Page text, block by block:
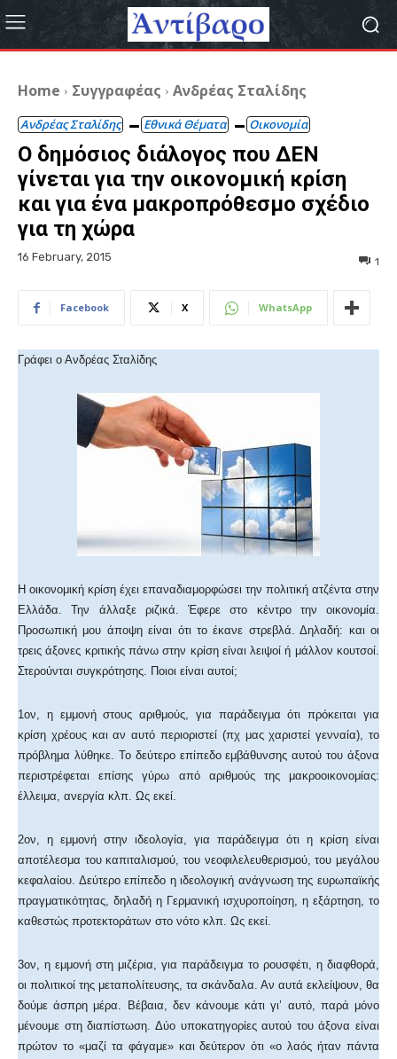
Home Συγγραφέας Ανδρέας Σταλίδης
Ανδρέας Σταλίδης Εθνικά Θέματα Οικονομία
Ο δημόσιος διάλογος που ΔΕΝ
γίνεται για την οικονομική κρίση
και για ένα μακροπρόθεσμο σχέδιο
για τη χώρα
16 February, 2015 1
Facebook X WhatsApp
Γράφει ο Ανδρέας Σταλίδης
Η οικονομική κρίση έχει επαναδιαμορφώσει την πολιτική ατζέντα στην
Ελλάδα. Την άλλαξε ριζικά. Έφερε στο κέντρο την οικονομία.
Προσωπική μου άποψη είναι ότι το έκανε στρεβλά. Δηλαδή: και οι
τρεις άξονες κριτικής πάνω στην κρίση είναι λειψοί ή μάλλον κουτσοί.
Στερούνται συγκρότησης. Ποιοι είναι αυτοί;
1ον, η εμμονή στους αριθμούς, για παράδειγμα ότι πρόκειται για
κρίση χρέους και αν αυτό περιοριστεί (πχ μας χαριστεί γενναία), το
πρόβλημα λύθηκε. Το δεύτερο επίπεδο εμβάθυνσης αυτού του άξονα
περιστρέφεται επίσης γύρω από αριθμούς της μακροοικονομίας:
έλλειμα, ανεργία κλπ. Ως εκεί.
2ον, η εμμονή στην ιδεολογία, για παράδειγμα ότι η κρίση είναι
αποτέλεσμα του καπιταλισμού, του νεοφιλελευθερισμού, του μεγάλου
κεφαλαίου. Δεύτερο επίπεδο η ιδεολογική ανάγνωση της ευρωπαϊκής
πραγματικότητας, δηλαδή η Γερμανική ισχυροποίηση, η εξάρτηση, το
καθεστώς προτεκτοράτων στο νότο κλπ. Ως εκεί.
3ον, η εμμονή στη μιζέρια, για παράδειγμα το ρουσφέτι, η διαφθορά,
οι πολιτικοί της μεταπολίτευσης, τα σκάνδαλα. Αν αυτά εκλείψουν, θα
δούμε άσπρη μέρα. Βέβαια, δεν κάνουμε κάτι γι’ αυτό, παρά μόνο
μένουμε στη διαπίστωση. Δύο υποκατηγορίες αυτού του άξονα είναι
πρώτον το «μαζί τα φάγαμε» και δεύτερον ότι «ο λαός ήταν πάντα